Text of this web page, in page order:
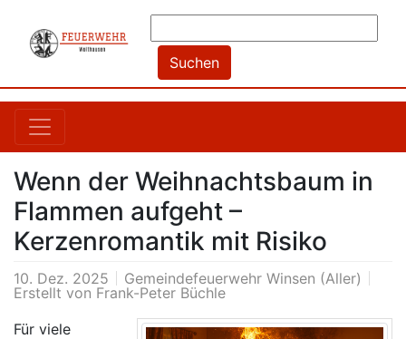
Wenn der Weihnachtsbaum in
Flammen aufgeht –
Kerzenromantik mit Risiko
10. Dez. 2025
Gemeindefeuerwehr Winsen (Aller)
Erstellt von Frank-Peter Büchle
Für viele